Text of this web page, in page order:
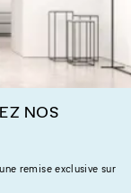
NOS
remise exclusive sur